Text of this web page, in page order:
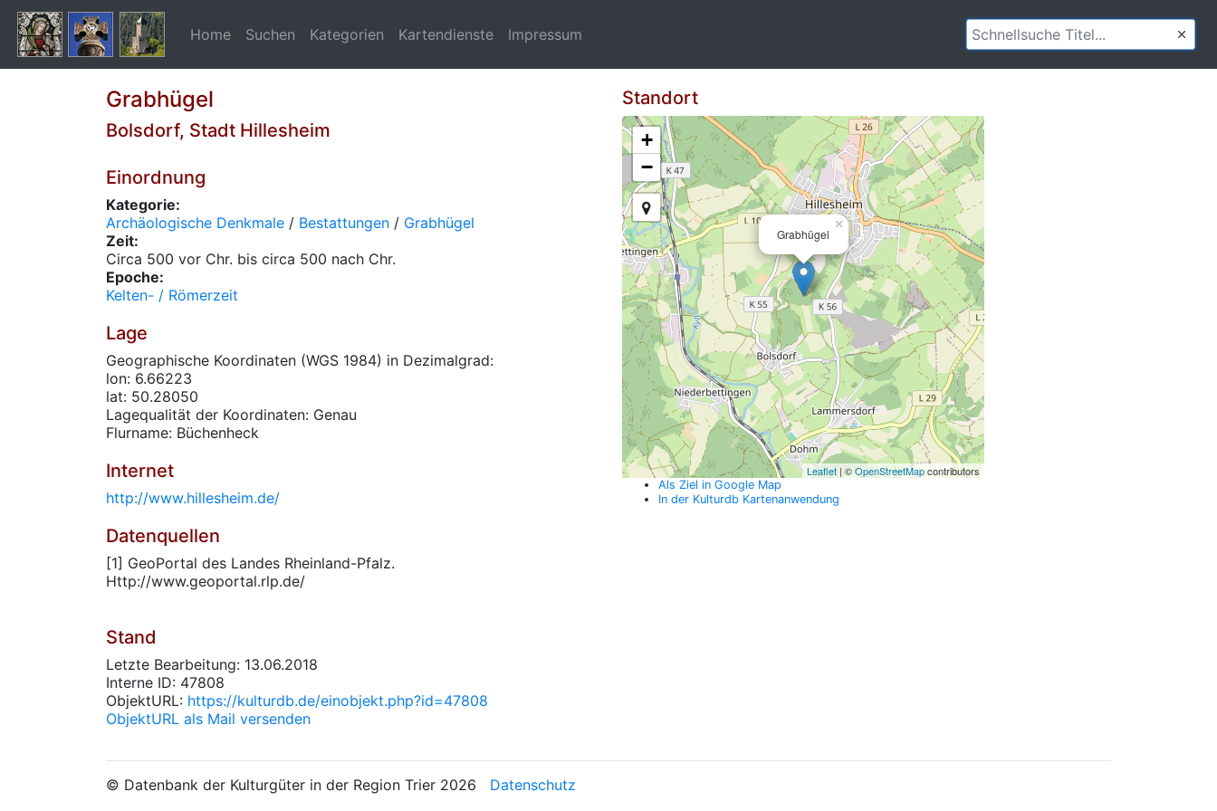
Home Suchen Kategorien Kartendienste Impressum
Grabhügel
Bolsdorf, Stadt Hillesheim
Einordnung
Kategorie:
Archäologische Denkmale / Bestattungen / Grabhügel
Zeit:
Circa 500 vor Chr. bis circa 500 nach Chr.
Epoche:
Kelten- / Römerzeit
Lage
Geographische Koordinaten (WGS 1984) in Dezimalgrad:
lon: 6.66223
lat: 50.28050
Lagequalität der Koordinaten: Genau
Flurname: Büchenheck
Internet
http://www.hillesheim.de/
Datenquellen
[1] GeoPortal des Landes Rheinland-Pfalz.
Http://www.geoportal.rlp.de/
Stand
Letzte Bearbeitung: 13.06.2018
Interne ID: 47808
ObjektURL: https://kulturdb.de/einobjekt.php?id=47808
ObjektURL als Mail versenden
Standort
Grabhügel
×
+
−
Leaflet | ©OpenStreetMapcontributors
Als Ziel in Google Map
In der Kulturdb Kartenanwendung
© Datenbank der Kulturgüter in der Region Trier 2026 Datenschutz